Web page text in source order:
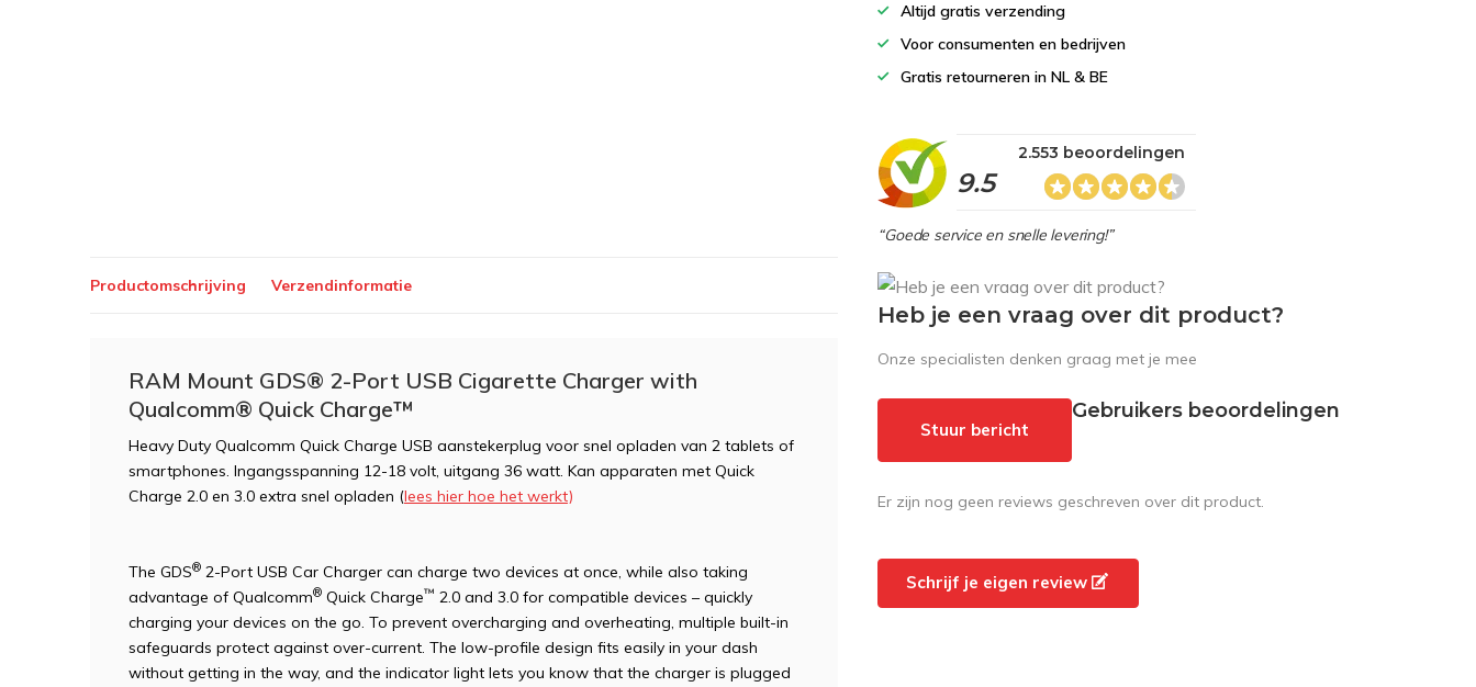
Altijd gratis verzending
Voor consumenten en bedrijven
Gratis retourneren in NL & BE
9.5
2.553 beoordelingen
“Goede service en snelle levering!”
Productomschrijving Verzendinformatie
RAM Mount GDS® 2-Port USB Cigarette Charger with
Qualcomm® Quick Charge™
Heavy Duty Qualcomm Quick Charge USB aanstekerplug voor snel opladen van 2 tablets of
smartphones. Ingangsspanning 12-18 volt, uitgang 36 watt. Kan apparaten met Quick
Charge 2.0 en 3.0 extra snel opladen (lees hier hoe het werkt)
The GDS® 2-Port USB Car Charger can charge two devices at once, while also taking
advantage of Qualcomm® Quick Charge™ 2.0 and 3.0 for compatible devices – quickly
charging your devices on the go. To prevent overcharging and overheating, multiple built-in
safeguards protect against over-current. The low-profile design fits easily in your dash
without getting in the way, and the indicator light lets you know that the charger is plugged
Heb je een vraag over dit product?
Onze specialisten denken graag met je mee
Stuur bericht
Gebruikers beoordelingen
Er zijn nog geen reviews geschreven over dit product.
Schrijf je eigen review